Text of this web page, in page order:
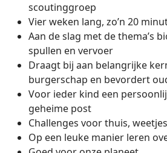
scoutinggroep
Vier weken lang, zo’n 20
Aan de slag met de thema’s
spullen en vervoer
Draagt bij aan belangrijke
burgerschap en bevordert
Voor ieder kind een
geheime post
Challenges voor thuis,
Op een leuke manier leren